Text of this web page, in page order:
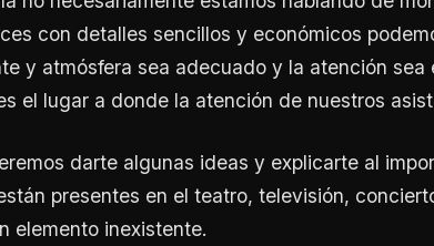
con detalles sencillos y económicos
y atmósfera sea adecuado y la atención sea
el lugar a donde la atención de nuestros
darte algunas ideas y explicarte al
presentes en el teatro, televisión,
elemento inexistente.